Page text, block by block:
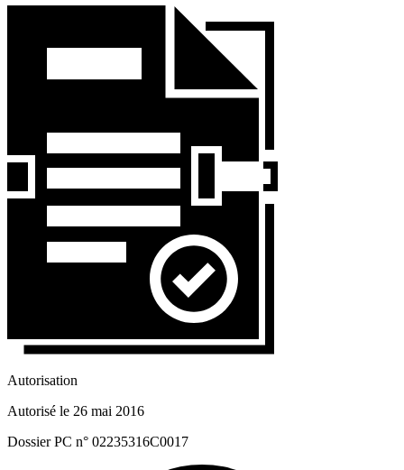
Autorisation
Autorisé le 26 mai 2016
Dossier PC n° 02235316C0017